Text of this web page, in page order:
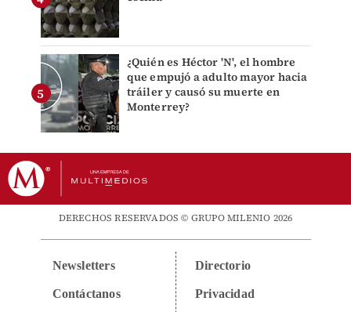
¿Quién es Héctor 'N', el hombre
que empujó a adulto mayor hacia
tráiler y causó su muerte en
Monterrey?
DERECHOS RESERVADOS © GRUPO MILENIO 2026
Newsletters
Contáctanos
Directorio
Privacidad